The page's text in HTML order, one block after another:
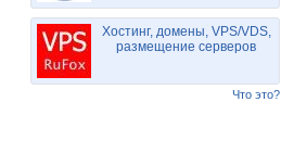
Хостинг, домены, VPS/VDS,
размещение серверов
Что это?